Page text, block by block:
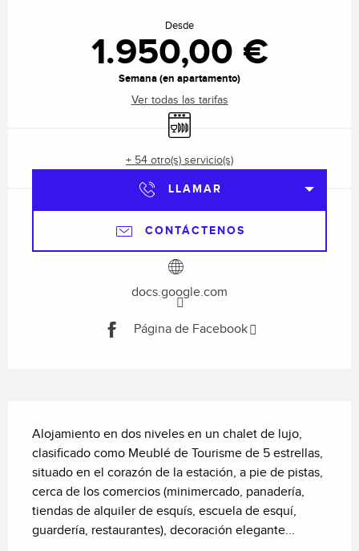
Desde
1.950,00 €
Semana (en apartamento)
Ver todas las tarifas
Lavavajillas
+ 54 otro(s) servicio(s)
LLAMAR
CONTÁCTENOS
docs.google.com
Página de Facebook
Alojamiento en dos niveles en un chalet de lujo,
clasificado como Meublé de Tourisme de 5 estrellas,
situado en el corazón de la estación, a pie de pistas,
cerca de los comercios (minimercado, panadería,
tiendas de alquiler de esquís, escuela de esquí,
guardería, restaurantes), decoración elegante...